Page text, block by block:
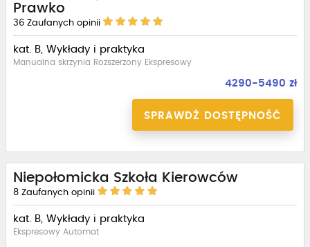
Prawko
36 Zaufanych opinii
kat. B, Wykłady i praktyka
Manualna skrzynia Rozszerzony Ekspresowy
4290-5490 zł
SPRAWDŹ DOSTĘPNOŚĆ
Niepołomicka Szkoła Kierowców
8 Zaufanych opinii
kat. B, Wykłady i praktyka
Ekspresowy Automat